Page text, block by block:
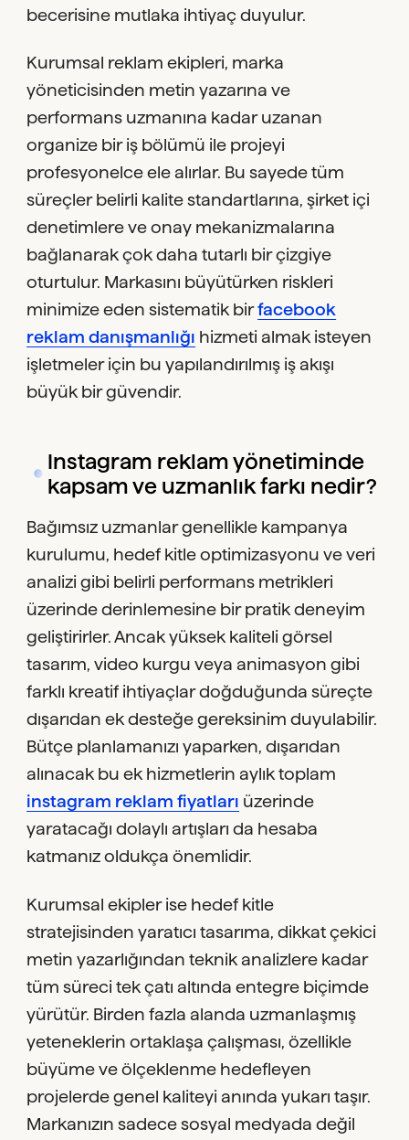
becerisine mutlaka ihtiyaç duyulur.
Kurumsal reklam ekipleri, marka
yöneticisinden metin yazarına ve
performans uzmanına kadar uzanan
organize bir iş bölümü ile projeyi
profesyonelce ele alırlar. Bu sayede tüm
süreçler belirli kalite standartlarına, şirket içi
denetimlere ve onay mekanizmalarına
bağlanarak çok daha tutarlı bir çizgiye
oturtulur. Markasını büyütürken riskleri
minimize eden sistematik birfacebook
reklam danışmanlığı hizmeti almak isteyen
işletmeler için bu yapılandırılmış iş akışı
büyük bir güvendir.
Instagram reklam yönetiminde
kapsam ve uzmanlık farkı nedir?
Bağımsız uzmanlar genellikle kampanya
kurulumu, hedef kitle optimizasyonu ve veri
analizi gibi belirli performans metrikleri
üzerinde derinlemesine bir pratik deneyim
geliştirirler. Ancak yüksek kaliteli görsel
tasarım, video kurgu veya animasyon gibi
farklı kreatif ihtiyaçlar doğduğunda süreçte
dışarıdan ek desteğe gereksinim duyulabilir.
Bütçe planlamanızı yaparken, dışarıdan
alınacak bu ek hizmetlerin aylık toplam
instagram reklam fiyatları üzerinde
yaratacağı dolaylı artışları da hesaba
katmanız oldukça önemlidir.
Kurumsal ekipler ise hedef kitle
stratejisinden yaratıcı tasarıma, dikkat çekici
metin yazarlığından teknik analizlere kadar
tüm süreci tek çatı altında entegre biçimde
yürütür. Birden fazla alanda uzmanlaşmış
yeteneklerin ortaklaşa çalışması, özellikle
büyüme ve ölçeklenme hedefleyen
projelerde genel kaliteyi anında yukarı taşır.
Markanızın sadece sosyal medyada değil